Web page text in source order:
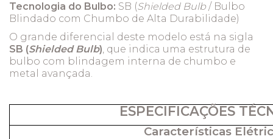
Tecnologia do Bulbo: SB (Shielded Bulb/ Bulbo
Blindado com Chumbo de Alta Durabilidade)
O grande diferencial deste modelo está na sigla
SB (Shielded Bulb), que indica uma estrutura de
bulbo com blindagem interna de chumbo e
metal avançada.
ESPECIFICAÇÕES
Características